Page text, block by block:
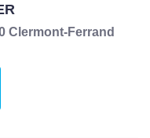
Clermont-Ferrand